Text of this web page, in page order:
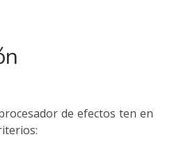
de efectos ten en